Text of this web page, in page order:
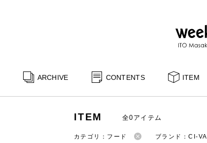
ARCHIVE CONTENTS ITEM
ITEM 全0アイテム
カテゴリ：フード ブランド：CI-VA